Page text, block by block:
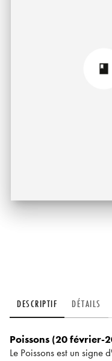
DESCRIPTIF DÉTAILS
Poissons (20 février-
Le Poissons est un